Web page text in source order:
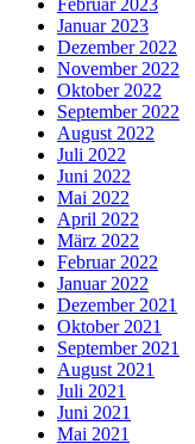
Januar 2023
Dezember 2022
November 2022
Oktober 2022
September 2022
August 2022
Juli 2022
Juni 2022
Mai 2022
April 2022
März 2022
Februar 2022
Januar 2022
Dezember 2021
Oktober 2021
September 2021
August 2021
Juli 2021
Juni 2021
Mai 2021